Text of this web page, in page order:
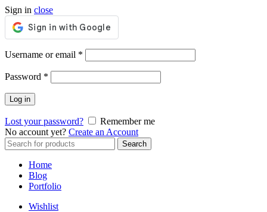
Sign in close
Username or email *
Password *
Log in
Lost your password?
Remember me
No account yet? Create an Account
Search
for:
Search
Home
Blog
Portfolio
Wishlist